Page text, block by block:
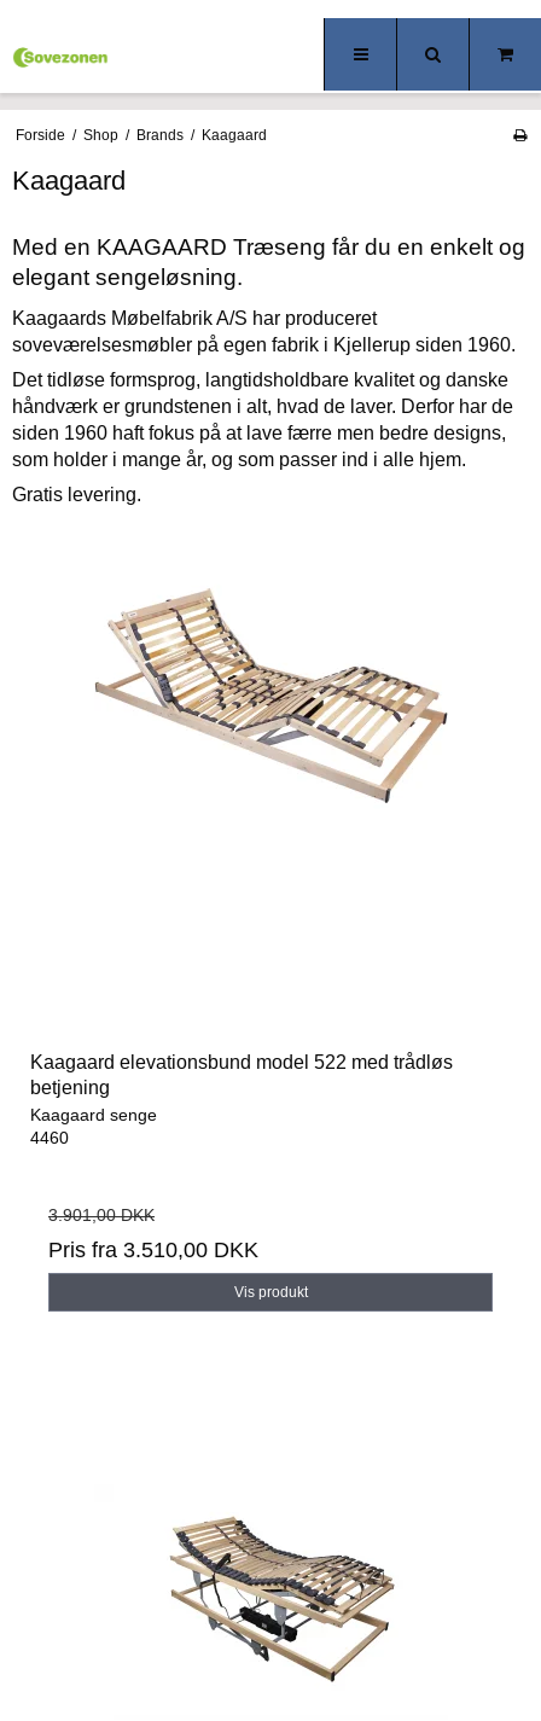
Forside / Shop / Brands / Kaagaard
Kaagaard
Med en KAAGAARD Træseng får du en enkelt og
elegant sengeløsning.
Kaagaards Møbelfabrik A/S har produceret
soveværelsesmøbler på egen fabrik i Kjellerup siden 1960.
Det tidløse formsprog, langtidsholdbare kvalitet og danske
håndværk er grundstenen i alt, hvad de laver. Derfor har de
siden 1960 haft fokus på at lave færre men bedre designs,
som holder i mange år, og som passer ind i alle hjem.
Gratis levering.
Kaagaard elevationsbund model 522 med trådløs
betjening
Kaagaard senge
4460
3.901,00 DKK
Pris fra 3.510,00 DKK
Vis produkt